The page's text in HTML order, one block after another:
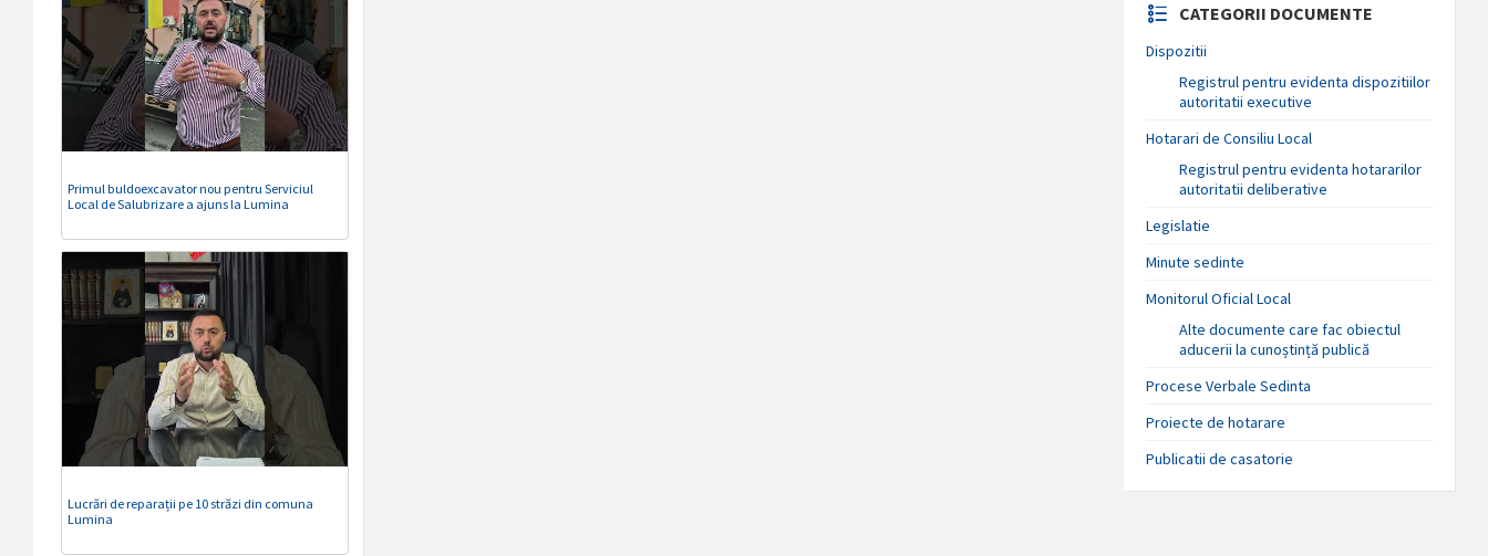
Primul buldoexcavator nou pentru Serviciul
Local de Salubrizare a ajuns la Lumina
Lucrări de reparații pe 10 străzi din comuna
Lumina
CATEGORII DOCUMENTE
Dispozitii
Registrul pentru evidenta dispozitiilor
autoritatii executive
Hotarari de Consiliu Local
Registrul pentru evidenta hotararilor
autoritatii deliberative
Legislatie
Minute sedinte
Monitorul Oficial Local
Alte documente care fac obiectul
aducerii la cunoștință publică
Procese Verbale Sedinta
Proiecte de hotarare
Publicatii de casatorie